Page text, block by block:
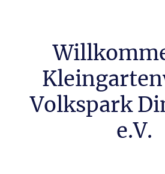
Volkspark
e.V.